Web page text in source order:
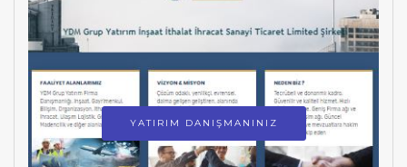
YATIRIM DANIŞMANINIZ